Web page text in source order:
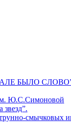
БЫЛО
Ю.С.Симоновой
звезд”.
смычковых